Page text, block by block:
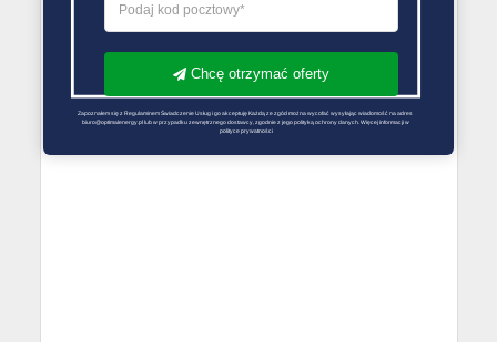
Chcę otrzymać oferty
Zapoznałem się z Regulaminem Świadczenie Usług i go akceptuję Każdą ze zgód można wycofać wysyłając wiadomość na adres
biuro@optimalenergy.pl lub w przypadku zewnętrznego dostawcy, zgodnie z jego polityką ochrony danych. Więcej informacji w
polityce prywatności